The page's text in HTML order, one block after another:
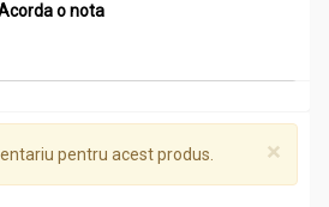
o nota
×
pentru acest produs.